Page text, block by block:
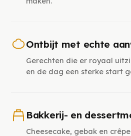
Ontbijt met echte
Gerechten die er royaal
en de dag een sterke start
Bakkerij- en
Cheesecake, gebak en